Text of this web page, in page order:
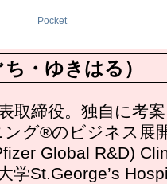
Pocket
・ゆきはる）
取締役。独自に考
グ®のビジネス展
Global R&D)
学St.George’s